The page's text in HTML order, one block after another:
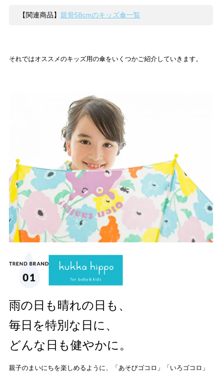
【関連商品】 親骨58cmのキッズ傘一覧
それではオススメのキッズ用の傘をいくつかご紹介していきます。
雨の日も晴れの日も、
毎日を特別な日に、
どんな日も健やかに。
親子のまいにちを楽しめるように、「あそびゴコロ」「いろゴコロ」